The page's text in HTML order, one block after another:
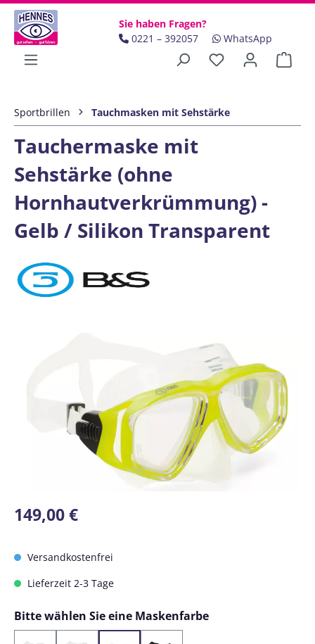
Zum Hauptinhalt springen
Sie haben Fragen?
0221 – 392057
WhatsApp
Sportbrillen Tauchmasken mit Sehstärke
Tauchermaske mit
Sehstärke (ohne
Hornhautverkrümmung) -
Gelb / Silikon Transparent
Regulärer Preis:
149,00 €
Versandkostenfrei
Lieferzeit 2-3 Tage
Bitte wählen Sie eine Maskenfarbeauswählen